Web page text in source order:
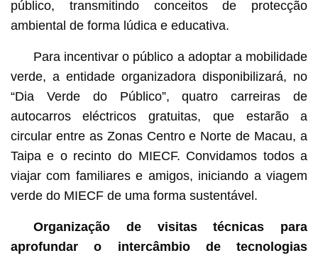
público, transmitindo conceitos de protecção
ambiental de forma lúdica e educativa.
Para incentivar o público a adoptar a mobilidade
verde, a entidade organizadora disponibilizará, no
“Dia Verde do Público”, quatro carreiras de
autocarros eléctricos gratuitas, que estarão a
circular entre as Zonas Centro e Norte de Macau, a
Taipa e o recinto do MIECF. Convidamos todos a
viajar com familiares e amigos, iniciando a viagem
verde do MIECF de uma forma sustentável.
Organização de visitas técnicas para
aprofundar o intercâmbio de tecnologias